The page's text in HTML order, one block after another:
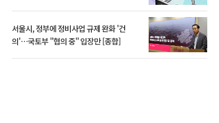
서울시, 정부에 정비사업 규제 완화 '건
의'⋯국토부 "협의 중" 입장만 [종합]